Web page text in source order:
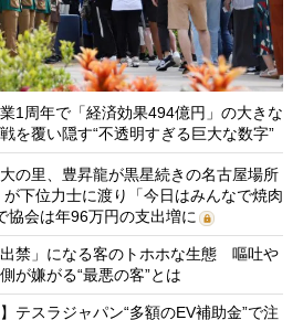
1周年で「経済効果494億円」の大きな
を覆い隠す“不透明すぎる巨大な数字”
の里、豊昇龍が黒星続きの名古屋場所
下位力士に渡り「今日はみんなで焼肉
会は年96万円の支出増に
禁」になる客のトホホな生態 嘔吐や
が嫌がる“最悪の客”とは
テスラジャパン“多額のEV補助金”で注